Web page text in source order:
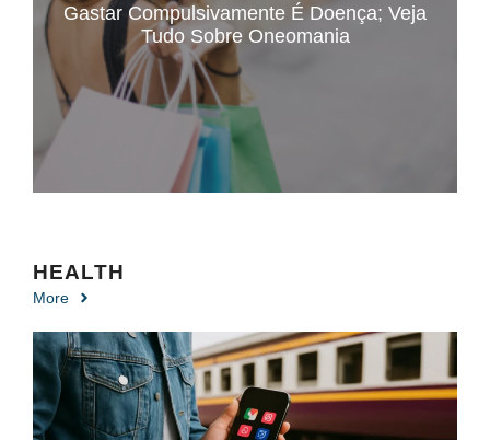
Gastar Compulsivamente É Doença; Veja
Tudo Sobre Oneomania
HEALTH
More